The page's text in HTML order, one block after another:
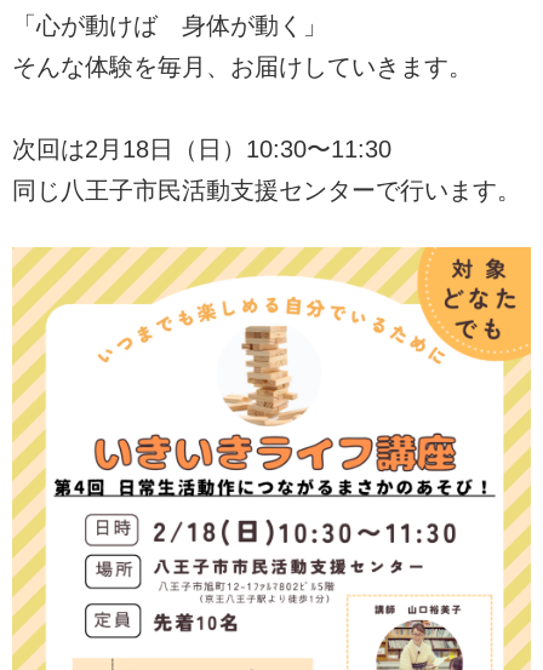
「心が動けば 身体が動く」
そんな体験を毎月、お届けしていきます。
次回は2月18日（日）10:30〜11:30
同じ八王子市民活動支援センターで行います。